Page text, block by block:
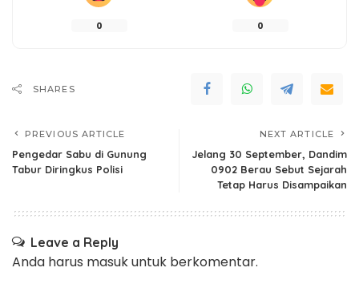
0 0
SHARES
PREVIOUS ARTICLE
Pengedar Sabu di Gunung
Tabur Diringkus Polisi
NEXT ARTICLE
Jelang 30 September, Dandim
0902 Berau Sebut Sejarah
Tetap Harus Disampaikan
Leave a Reply
Anda harus masukuntuk berkomentar.